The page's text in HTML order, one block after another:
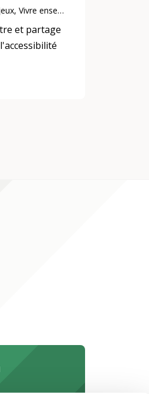
Activités de loisirs et jeux, Vivre ensemble, voisinage et quartiers, Participation, intégration et inclusion
et partage